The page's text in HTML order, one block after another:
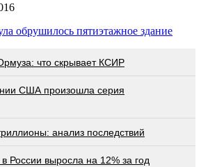
обрушилось пятиэтажное здание
что скрывает КСИР
США произошла серия
анализ последствий
России выросла на 12% за год